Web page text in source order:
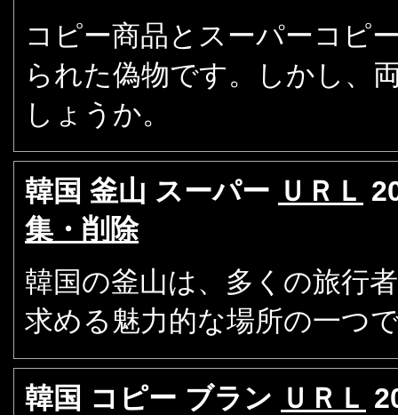
コピー商品とスーパーコピ
られた偽物です。しかし、
しょうか。
韓国 釜山 スーパー ＵＲＬ
集・削除
韓国の釜山は、多くの旅行
求める魅力的な場所の一つ
韓国 コピー ブラン ＵＲＬ